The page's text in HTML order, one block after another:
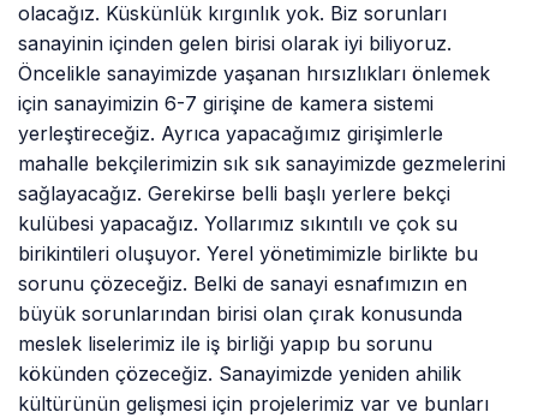
olacağız. Küskünlük kırgınlık yok. Biz sorunları
sanayinin içinden gelen birisi olarak iyi biliyoruz.
Öncelikle sanayimizde yaşanan hırsızlıkları önlemek
için sanayimizin 6-7 girişine de kamera sistemi
yerleştireceğiz. Ayrıca yapacağımız girişimlerle
mahalle bekçilerimizin sık sık sanayimizde gezmelerini
sağlayacağız. Gerekirse belli başlı yerlere bekçi
kulübesi yapacağız. Yollarımız sıkıntılı ve çok su
birikintileri oluşuyor. Yerel yönetimimizle birlikte bu
sorunu çözeceğiz. Belki de sanayi esnafımızın en
büyük sorunlarından birisi olan çırak konusunda
meslek liselerimiz ile iş birliği yapıp bu sorunu
kökünden çözeceğiz. Sanayimizde yeniden ahilik
kültürünün gelişmesi için projelerimiz var ve bunları